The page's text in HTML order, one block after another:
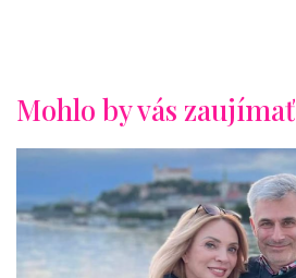
Mohlo by vás zaujímať